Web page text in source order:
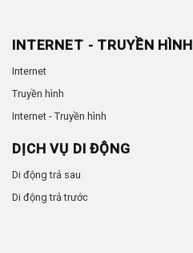
INTERNET - TRUYỀN HÌNH
Internet
Truyền hình
Internet - Truyền hình
DỊCH VỤ DI ĐỘNG
Di động trả sau
Di động trả trước